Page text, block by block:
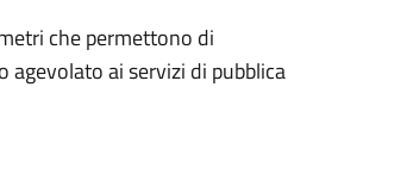
che permettono di
agevolato ai servizi di pubblica